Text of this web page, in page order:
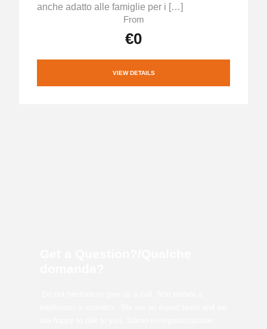
anche adatto alle famiglie per i […]
From
€0
VIEW DETAILS